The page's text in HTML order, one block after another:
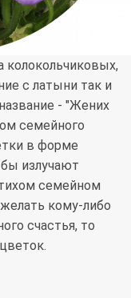
колокольчиковых,
с латыни так и
- "Жених
семейного
в форме
излучают
семейном
кому-либо
счастья, то